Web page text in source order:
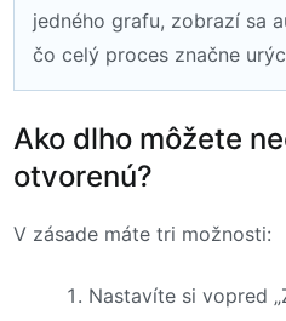
jedného grafu, zobrazí sa
čo celý proces značne
Ako dlho môžete
otvorenú?
V zásade máte tri možnosti:
Nastavíte si vopred